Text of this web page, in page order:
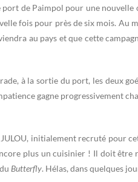
de Paimpol pour une nouvelle
fois pour près de six mois. Au
au pays et que cette
à la sortie du port, les deux
gagne progressivement
initialement recruté pour
plus un cuisinier ! Il doit
Butterfly. Hélas, dans quelques